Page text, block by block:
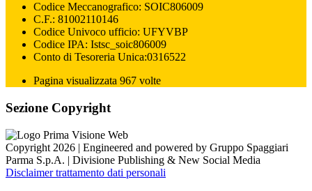
Codice Meccanografico: SOIC806009
C.F.: 81002110146
Codice Univoco ufficio: UFYVBP
Codice IPA: Istsc_soic806009
Conto di Tesoreria Unica:0316522
Pagina visualizzata 967 volte
Sezione Copyright
Copyright 2026 | Engineered and powered by Gruppo Spaggiari
Parma S.p.A. | Divisione Publishing & New Social Media
Disclaimer trattamento dati personali